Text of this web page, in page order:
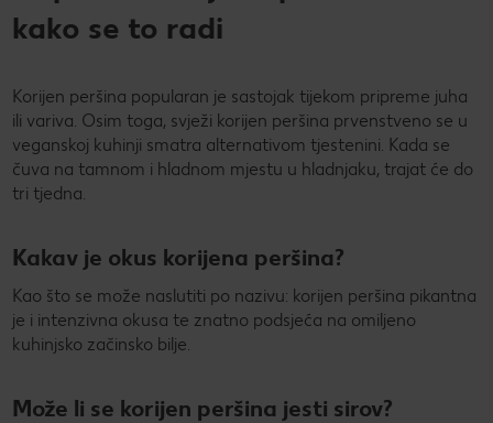
kako se to radi
Korijen peršina popularan je sastojak tijekom pripreme juha
ili variva. Osim toga, svježi korijen peršina prvenstveno se u
veganskoj kuhinji smatra alternativom tjestenini. Kada se
čuva na tamnom i hladnom mjestu u hladnjaku, trajat će do
tri tjedna.
Kakav je okus korijena peršina?
Kao što se može naslutiti po nazivu: korijen peršina pikantna
je i intenzivna okusa te znatno podsjeća na omiljeno
kuhinjsko začinsko bilje.
Može li se korijen peršina jesti sirov?